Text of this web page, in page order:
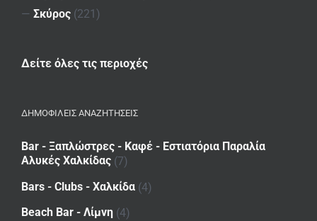
— Σκύρος (221)
Δείτε όλες τις περιοχές
ΔΗΜΟΦΙΛΕΙΣ ΑΝΑΖΗΤΗΣΕΙΣ
Bar - Ξαπλώστρες - Καφέ - Εστιατόρια Παραλία
Αλυκές Χαλκίδας (7)
Bars - Clubs - Χαλκίδα (4)
Beach Bar - Λίμνη (4)